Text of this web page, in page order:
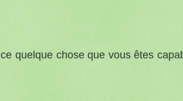
quelque chose que vous êtes